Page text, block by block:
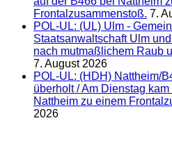
Frontalzusammenstoß. 7.
POL-UL: (UL) Ulm -
Staatsanwaltschaft Ulm
nach mutmaßlichem Raub
7. August 2026
POL-UL: (HDH) Nattheim/
überholt / Am Dienstag
Nattheim zu einem
2026